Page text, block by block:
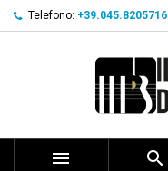
Telefono: +39.045.8205716
 